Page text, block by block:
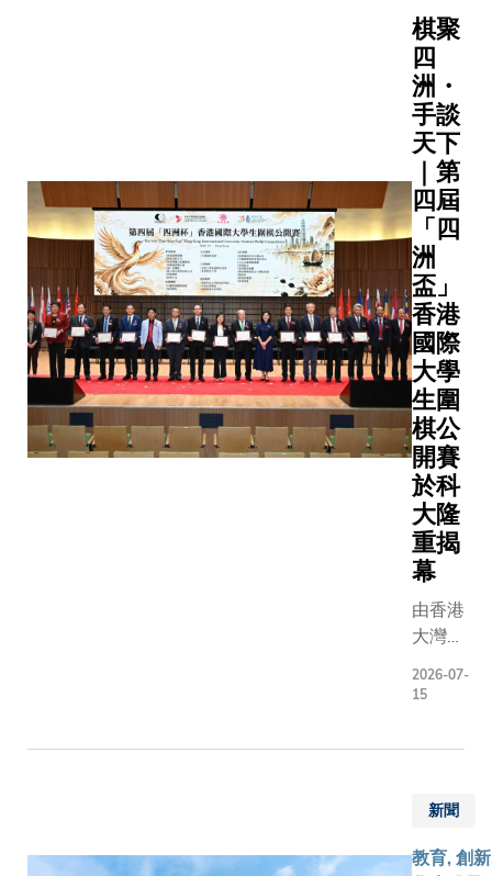
及流動通
篩選射頻
由於聲速
慢約十萬
學器件能
頻率的能
至晶片尺
小巧體積
代。如今
器件更逐
至多個跨
沿，包括
位元耦合
量子資訊
微流控及
統，以及
磁性能量
元，應用
續功率轉
功率聲學
價值正日
顯。
SpaceX
學濾波器
Akoustis
直連手機
器。在此
功率承載
精準設計
子界面層
顯著提升
代鈣鈦礦
太陽能電
效能及耐
性。兩項
分別刊登
術期刊
《Joule》
響因子為
37.1）及
然—通訊
雖然針對
疊層架構
帶出同一
心訊息：
界面並非
連接不同
的被動層
是可主動
鈣鈦礦薄
損失、促
荷傳輸，
護器件免
化影響的
兩項研究
機工程學
教授及科
棋聚
四
洲・
手談
天下
｜第
四屆
「四
洲
盃」
香港
國際
大學
生圍
棋公
開賽
於科
大隆
重揭
幕
由香港
大灣區
進會及
合主辦
的第四
2026-07-
15
新聞
教育, 創